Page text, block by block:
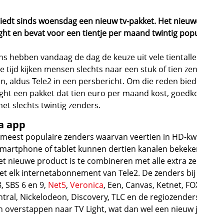
sinds woensdag een nieuw tv-pakket. Het
en bevat voor een tientje per maand twintig
hebben vandaag de dag de keuze uit vele
tijd kijken mensen slechts naar een stuk of tien
aldus Tele2 in een persbericht. Om die reden
een pakket dat tien euro per maand kost,
slechts twintig zenders.
app
populaire zenders waarvan veertien in HD-
of tablet kunnen dertien kanalen
nieuwe product is te combineren met alle extra
elk internetabonnement van Tele2. De zenders bij
SBS 6 en 9, Net5, Veronica, Een, Canvas, Ketnet,
Nickelodeon, Discovery, TLC en de
overstappen naar TV Light, wat dan wel een